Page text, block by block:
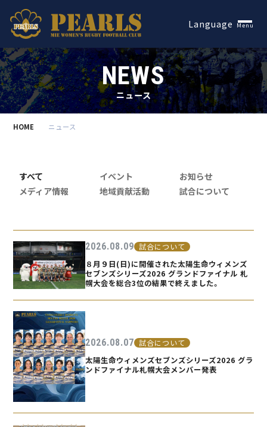
Language Menu
NEWS
ニュース
HOME ニュース
すべて イベント
お知らせ
メディア情報
地域貢献活動 試合について
2026.08.09 試合について
８月９日(日)に開催された太陽生命ウィメンズ
セブンズシリーズ2026 グランドファイナル 札
幌大会を総合3位の結果で終えました。
2026.08.07 試合について
太陽生命ウィメンズセブンズシリーズ2026 グラ
ンドファイナル札幌大会メンバー発表